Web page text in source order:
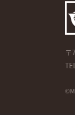
〒